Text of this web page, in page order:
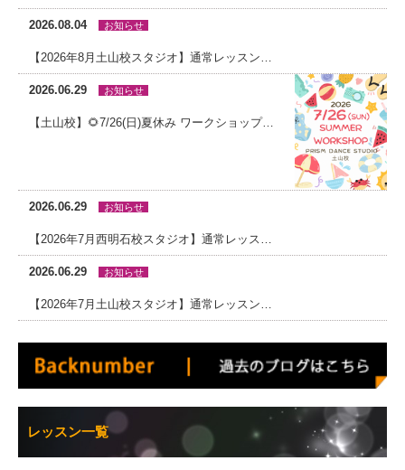
2026.08.04 お知らせ
【2026年8月土山校スタジオ】通常レッスンスケジュール
2026.06.29 お知らせ
【土山校】🌻7/26(日)夏休み ワークショップDAY ＆🌻
2026.06.29 お知らせ
2026.06.29 お知らせ
レッスン一覧